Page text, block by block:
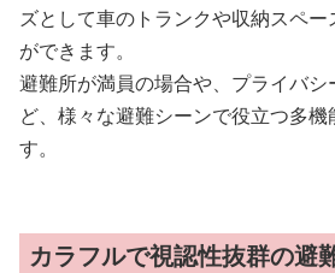
ズとして車のトランクや収納スペ
ができます。
避難所が満員の場合や、プライバ
ど、様々な避難シーンで役立つ多
す。
カラフルで視認性抜群の避